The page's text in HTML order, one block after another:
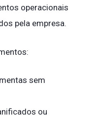
operacionais
pela empresa.
sem
ou